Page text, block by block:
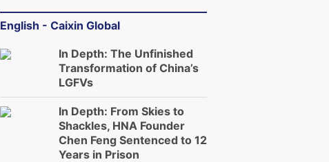
English - Caixin Global
In Depth: The Unfinished
Transformation of China’s
LGFVs
In Depth: From Skies to
Shackles, HNA Founder
Chen Feng Sentenced to 12
Years in Prison